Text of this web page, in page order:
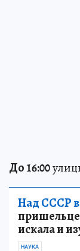
До 16:00
Над СССР
искала и
НАУКА